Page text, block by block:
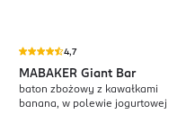
4,7
MABAKER Giant Bar
baton zbożowy z kawałkami
banana, w polewie jogurtowej